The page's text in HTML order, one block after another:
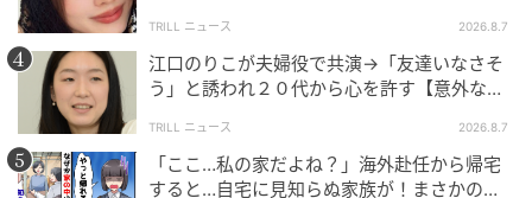
mamagirl
全体運
自分のやり方にこだわり、とことん貫いていくと充実
した1日を過ごせる運気です。ただ、人と足並みを揃え
ようとすると、ストレスが溜まるでしょう。ひとりで
TRILL ニュース 2026.8.7
江口のりこが夫婦役で共演→「友達いなさそ
う」と誘われ２０代から心を許す【意外な親
TRILL ニュース 2026.8.7
「ここ…私の家だよね？」海外赴任から帰宅
すると…自宅に見知らぬ家族が！まさかの真